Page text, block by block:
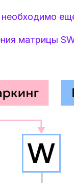
необходимо
матрицы